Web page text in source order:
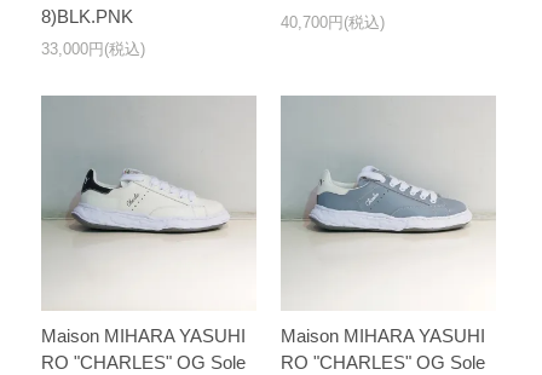
8)BLK.PNK
33,000円(税込)
40,700円(税込)
Maison MIHARA YASUHI
RO "CHARLES" OG Sole
Maison MIHARA YASUHI
RO "CHARLES" OG Sole